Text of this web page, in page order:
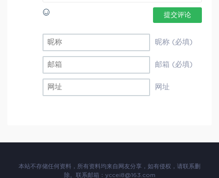
提交评论
昵称 (必填)
邮箱 (必填)
网址
本站不存储任何资料，所有资料均来自网友分享，如有侵权，请联系删
除。联系邮箱： yccei8@163.com